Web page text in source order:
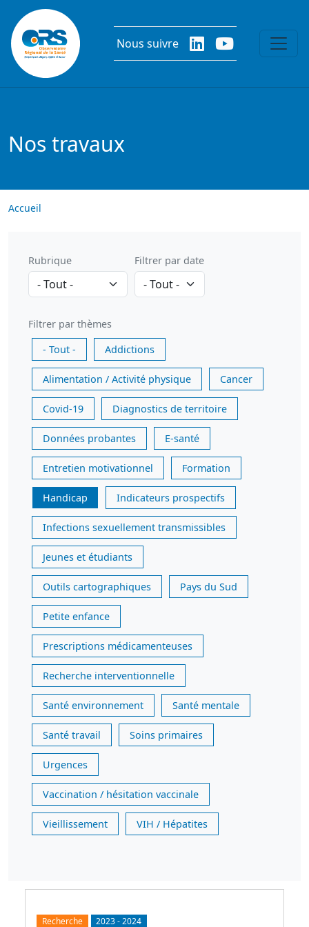
Aller au contenu principal
Nous suivre
Nos travaux
Accueil
Rubrique Filtrer par date
Filtrer par thèmes
- Tout -
Addictions
Alimentation / Activité physique Cancer
Covid-19 Diagnostics de territoire
Données probantes E-santé
Entretien motivationnel Formation
Handicap Indicateurs prospectifs
Infections sexuellement transmissibles
Jeunes et étudiants
Outils cartographiques Pays du Sud
Petite enfance
Prescriptions médicamenteuses
Recherche interventionnelle
Santé environnement Santé mentale
Santé travail Soins primaires
Urgences
Vaccination / hésitation vaccinale
Vieillissement VIH / Hépatites
Recherche 2023-2024